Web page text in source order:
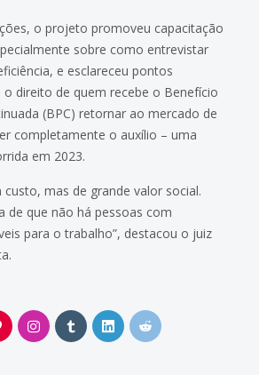
o projeto promoveu capacitação
sobre como entrevistar
e esclareceu pontos
direito de quem recebe o Benefício
(BPC) retornar ao mercado de
completamente o auxílio – uma
em 2023.
mas de grande valor social.
de que não há pessoas com
para o trabalho”, destacou o juiz